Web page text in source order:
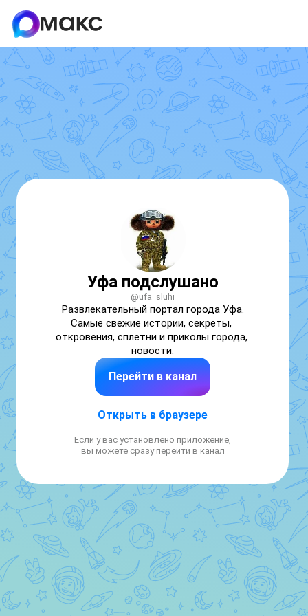
Уфа подслушано
@ufa_sluhi
Развлекательный портал города Уфа.
Самые свежие истории, секреты,
откровения, сплетни и приколы города,
новости.
Перейти в канал
Открыть в браузере
Если у вас установлено приложение,
вы можете сразу перейти в канал